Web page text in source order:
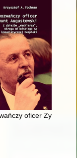
aspekty)oficer Zygmunt